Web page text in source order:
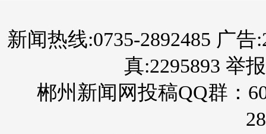
新闻热线:0735-2892485 广告
真:2295893 举
郴州新闻网投稿QQ群：